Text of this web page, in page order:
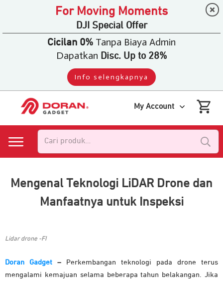
My Account
Mengenal Teknologi LiDAR Drone dan
Manfaatnya untuk Inspeksi
Lidar drone -FI
Doran Gadget –
Perkembangan teknologi pada drone terus
mengalami kemajuan selama beberapa tahun belakangan. Jika
For Moving Moments
DJI Special Offer
Cicilan 0% Tanpa Biaya Admin
Dapatkan Disc. Up to 28%
Info selengkapnya